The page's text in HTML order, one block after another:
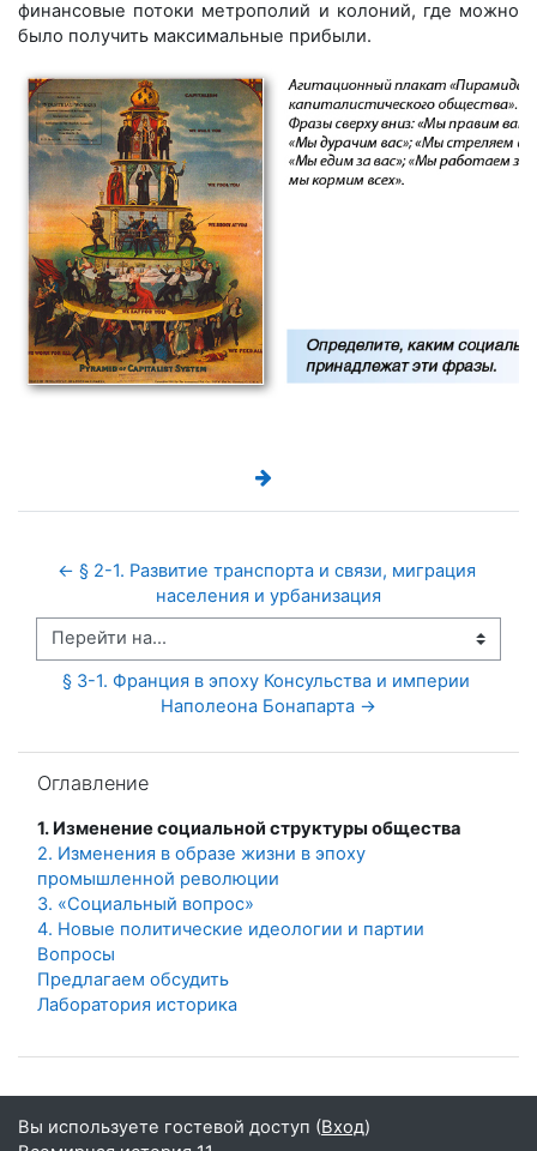
финансовые потоки метрополий и колоний, где можно
было получить максимальные прибыли.
← § 2-1. Развитие транспорта и связи, миграция
населения и урбанизация
Перейти на...
§ 3-1. Франция в эпоху Консульства и империи
Наполеона Бонапарта →
Оглавление
1. Изменение социальной структуры общества
2. Изменения в образе жизни в эпоху
промышленной революции
3. «Социальный вопрос»
4. Новые политические идеологии и партии
Вопросы
Предлагаем обсудить
Лаборатория историка
Вы используете гостевой доступ (Вход)